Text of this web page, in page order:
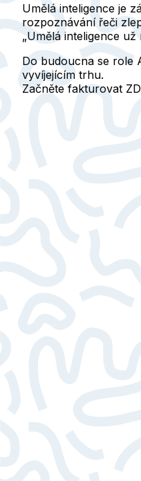
Umělá inteligence je
rozpoznávání řeči
„Umělá inteligence
Do budoucna se role
vyvíjejícím trhu.
Začněte fakturovat